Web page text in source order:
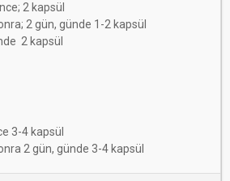
2 kapsül
2 gün, günde 1-2 kapsül
2 kapsül
3-4 kapsül
2 gün, günde 3-4 kapsül